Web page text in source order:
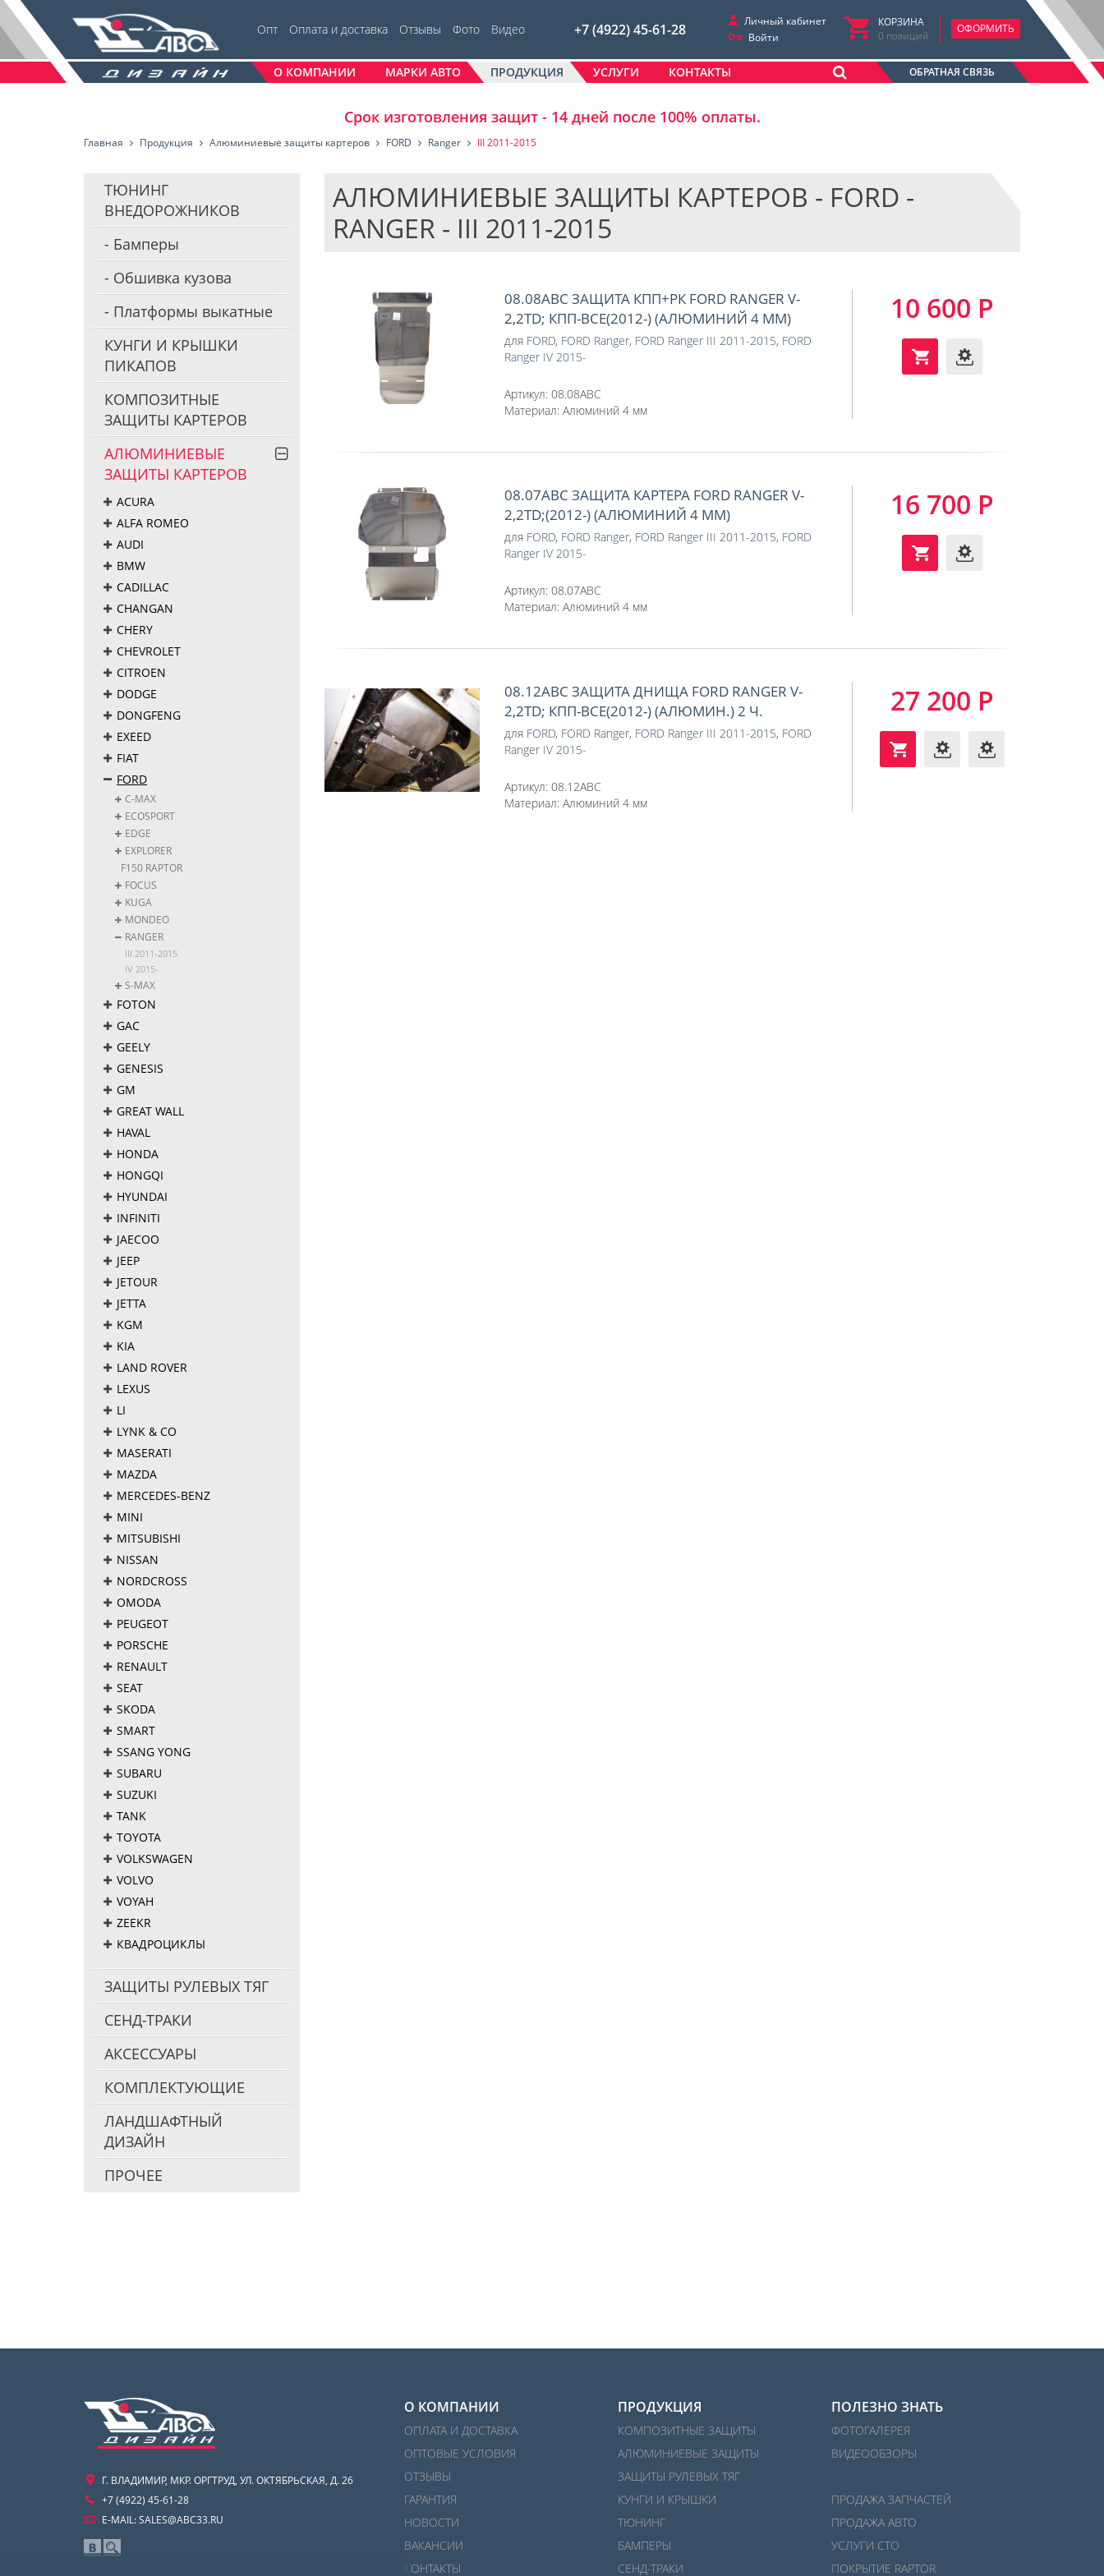
Опт Оплата и доставка Отзывы Фото Видео +7 (4922) 45-61-28
Личный кабинет
Войти
КОРЗИНА
0 позиций
ОФОРМИТЬ
О КОМПАНИИ МАРКИ АВТО ПРОДУКЦИЯ УСЛУГИ КОНТАКТЫ ОБРАТНАЯ СВЯЗЬ
Срок изготовления защит - 14 дней после 100% оплаты.
Главная Продукция Алюминиевые защиты картеров FORD Ranger III 2011-2015
АЛЮМИНИЕВЫЕ ЗАЩИТЫ КАРТЕРОВ - FORD -
RANGER - III 2011-2015
ТЮНИНГ
ВНЕДОРОЖНИКОВ
Бамперы
Обшивка кузова
Платформы выкатные
КУНГИ И КРЫШКИ
ПИКАПОВ
КОМПОЗИТНЫЕ
ЗАЩИТЫ КАРТЕРОВ
АЛЮМИНИЕВЫЕ
ЗАЩИТЫ КАРТЕРОВ
ACURA
ALFA ROMEO
AUDI
BMW
CADILLAC
CHANGAN
CHERY
CHEVROLET
CITROEN
DODGE
DONGFENG
EXEED
FIAT
FORD
C-MAX
ECOSPORT
EDGE
EXPLORER
F150 RAPTOR
FOCUS
KUGA
MONDEO
RANGER
III 2011-2015
IV 2015-
S-MAX
FOTON
GAC
GEELY
GENESIS
GM
GREAT WALL
HAVAL
HONDA
HONGQI
HYUNDAI
INFINITI
JAECOO
JEEP
JETOUR
JETTA
KGM
KIA
LAND ROVER
LEXUS
LI
LYNK & CO
MASERATI
MAZDA
MERCEDES-BENZ
MINI
MITSUBISHI
NISSAN
NORDCROSS
OMODA
PEUGEOT
PORSCHE
RENAULT
SEAT
SKODA
SMART
SSANG YONG
SUBARU
SUZUKI
TANK
TOYOTA
VOLKSWAGEN
VOLVO
VOYAH
ZEEKR
КВАДРОЦИКЛЫ
ЗАЩИТЫ РУЛЕВЫХ ТЯГ
СЕНД-ТРАКИ
АКСЕССУАРЫ
КОМПЛЕКТУЮЩИЕ
ЛАНДШАФТНЫЙ
ДИЗАЙН
ПРОЧЕЕ
08.08ABC ЗАЩИТА КПП+РК FORD RANGER V-
2,2TD; КПП-ВСЕ(2012-) (АЛЮМИНИЙ 4 ММ)
для FORD, FORD Ranger, FORD Ranger III 2011-2015, FORD
Ranger IV 2015-
Артикул: 08.08ABC
Материал: Алюминий 4 мм
10 600 Р
08.07ABC ЗАЩИТА КАРТЕРА FORD RANGER V-
2,2TD;(2012-) (АЛЮМИНИЙ 4 ММ)
для FORD, FORD Ranger, FORD Ranger III 2011-2015, FORD
Ranger IV 2015-
Артикул: 08.07ABC
Материал: Алюминий 4 мм
16 700 Р
08.12ABC ЗАЩИТА ДНИЩА FORD RANGER V-
2,2TD; КПП-ВСЕ(2012-) (АЛЮМИН.) 2 Ч.
для FORD, FORD Ranger, FORD Ranger III 2011-2015, FORD
Ranger IV 2015-
Артикул: 08.12ABC
Материал: Алюминий 4 мм
27 200 Р
Г. ВЛАДИМИР, МКР. ОРГТРУД, УЛ. ОКТЯБРЬСКАЯ, Д. 26
+7 (4922) 45-61-28
E-MAIL:SALES@ABC33.RU
О КОМПАНИИ
ОПЛАТА И ДОСТАВКА
ОПТОВЫЕ УСЛОВИЯ
ОТЗЫВЫ
ГАРАНТИЯ
НОВОСТИ
ВАКАНСИИ
КОНТАКТЫ
ПРОДУКЦИЯ
КОМПОЗИТНЫЕ ЗАЩИТЫ
АЛЮМИНИЕВЫЕ ЗАЩИТЫ
ЗАЩИТЫ РУЛЕВЫХ ТЯГ
КУНГИ И КРЫШКИ
ТЮНИНГ
БАМПЕРЫ
СЕНД-ТРАКИ
ПОЛЕЗНО ЗНАТЬ
ФОТОГАЛЕРЕЯ
ВИДЕООБЗОРЫ
ПРОДАЖА ЗАПЧАСТЕЙ
ПРОДАЖА АВТО
УСЛУГИ СТО
ПОКРЫТИЕ RAPTOR